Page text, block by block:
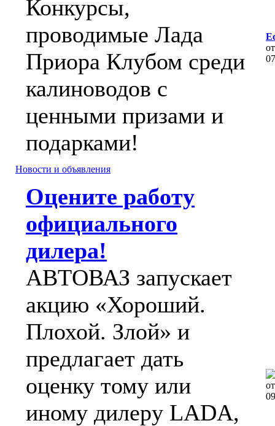
Конкурсы,
проводимые Лада
Приора Клубом среди
калиноводов с
ценными призами и
подарками!
Новости и объявления
Оцените работу
официального
дилера!
АВТОВАЗ запускает
акцию «Хороший.
Плохой. Злой» и
предлагает дать
оценку тому или
иному дилеру LADA,